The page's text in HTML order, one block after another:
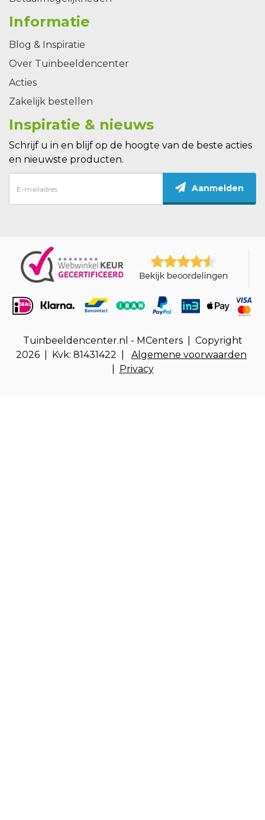
Informatie
Blog & Inspiratie
Over Tuinbeeldencenter
Acties
Zakelijk bestellen
Inspiratie & nieuws
Schrijf u in en blijf op de hoogte van de beste acties
en nieuwste producten.
Aanmelden
Tuinbeeldencenter.nl - MCenters | Copyright
2026 | Kvk: 81431422 | Algemene voorwaarden
Privacy